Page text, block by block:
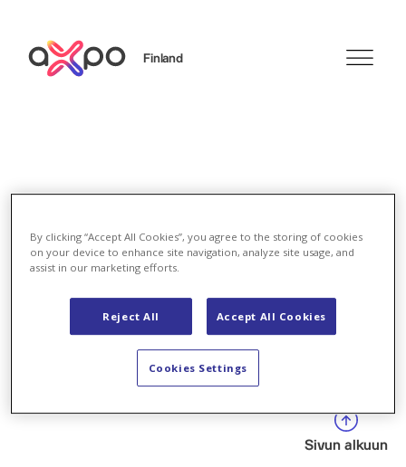
Finland
About us
Axpo Nordic
Sivun alkuun
By clicking “Accept All Cookies”, you agree to the storing of cookies
on your device to enhance site navigation, analyze site usage, and
assist in our marketing efforts.
Reject All Accept All Cookies
Cookies Settings